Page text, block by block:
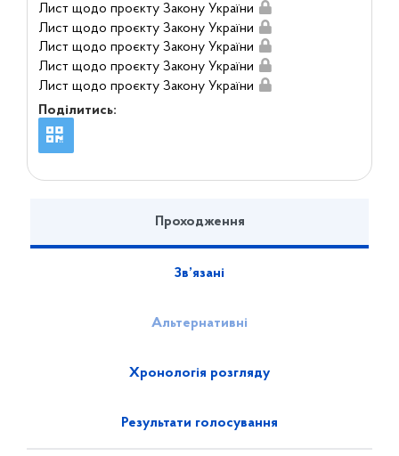
Лист щодо проєкту Закону України
Лист щодо проєкту Закону України
Лист щодо проєкту Закону України
Лист щодо проєкту Закону України
Лист щодо проєкту Закону України
Поділитись:
Проходження
Зв’язані
Альтернативні
Хронологія розгляду
Результати голосування